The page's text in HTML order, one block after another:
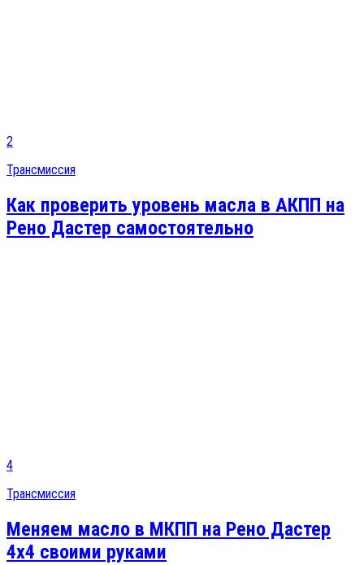
2
Трансмиссия
Как проверить уровень масла в АКПП на
Рено Дастер самостоятельно
4
Трансмиссия
Меняем масло в МКПП на Рено Дастер
4х4 своими руками